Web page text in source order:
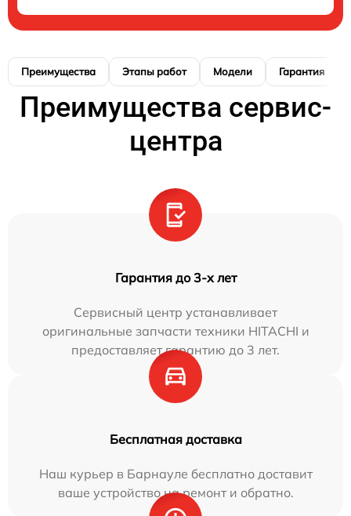
Преимущества Этапы работ Модели Гарантия
Преимущества сервис-
центра
Гарантия до 3-х лет
Сервисный центр устанавливает
оригинальные запчасти техники HITACHI и
предоставляет гарантию до 3 лет.
Бесплатная доставка
Наш курьер в Барнауле бесплатно доставит
ваше устройство на ремонт и обратно.